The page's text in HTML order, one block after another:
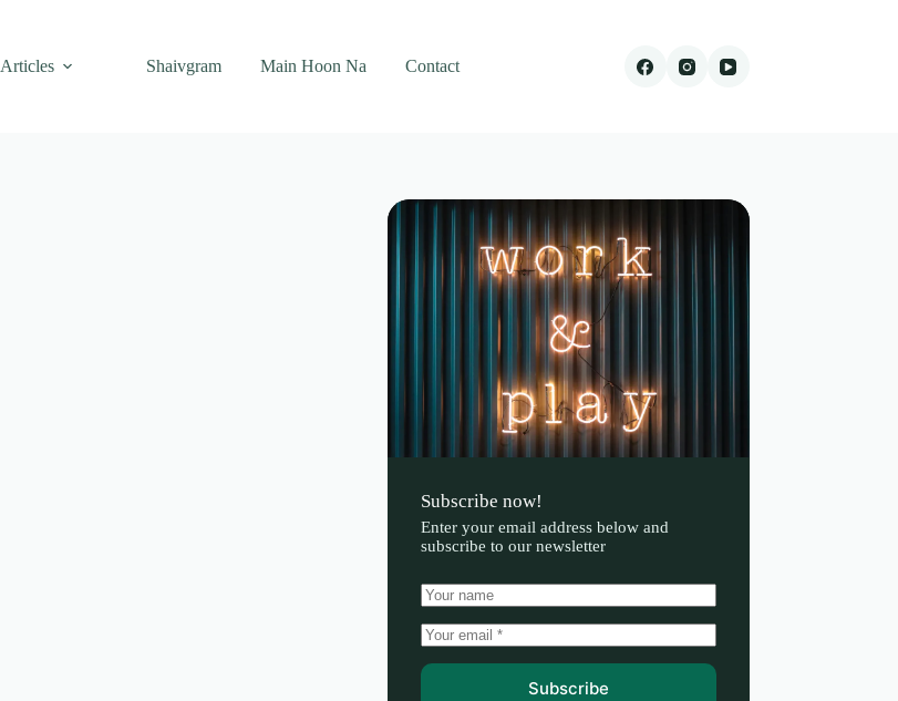
Articles Shaivgram Main Hoon Na Contact
Subscribe now!
Enter your email address below and
subscribe to our newsletter
Subscribe